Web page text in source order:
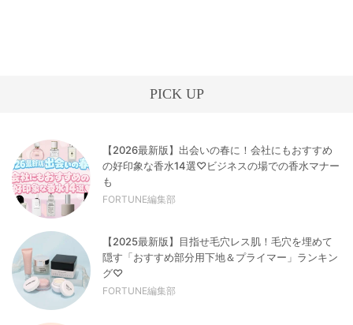
PICK UP
【2026最新版】出会いの春に！会社にもおすすめ
の好印象な香水14選♡ビジネスの場での香水マナー
も
FORTUNE編集部
【2025最新版】目指せ毛穴レス肌！毛穴を埋めて
隠す「おすすめ部分用下地＆プライマー」ランキン
グ♡
FORTUNE編集部